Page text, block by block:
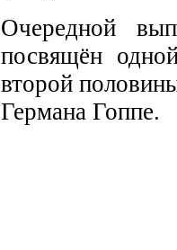
Очередной
посвящён
второй
Германа Гоппе.